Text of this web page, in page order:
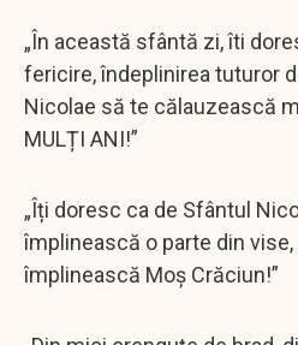
„În această sfântă zi, îti
fericire, îndeplinirea tuturor
Nicolae să te călauzească
MULȚI ANI!”
„Îți doresc ca de Sfântul
împlinească o parte din
împlinească Moș Crăciun!”